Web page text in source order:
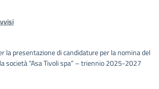
la presentazione di candidature per la nomina del
società “Asa Tivoli spa” – triennio 2025-2027